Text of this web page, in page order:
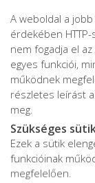
A weboldal a
érdekében
nem fogadja el
egyes funkciói,
működnek
részletes leírást
meg.
Szükséges
Ezek a sütik
funkcióinak
megfelelően.